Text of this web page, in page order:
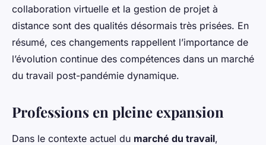
collaboration virtuelle et la gestion de projet à
distance sont des qualités désormais très prisées. En
résumé, ces changements rappellent l’importance de
l’évolution continue des compétences dans un marché
du travail post-pandémie dynamique.
Professions en pleine expansion
Dans le contexte actuel du marché du travail,